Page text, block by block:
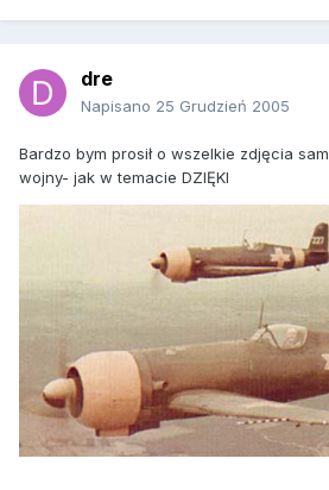
dre
Napisano 25 Grudzień 2005
Bardzo bym prosił o wszelkie zdjęcia
wojny- jak w temacie DZIĘKI